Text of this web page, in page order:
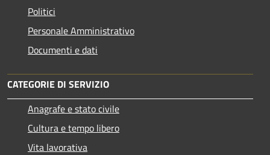
Politici
Personale Amministrativo
Documenti e dati
CATEGORIE DI SERVIZIO
Anagrafe e stato civile
Cultura e tempo libero
Vita lavorativa